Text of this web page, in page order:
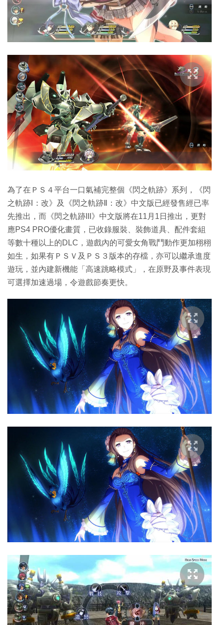
為了在ＰＳ４平台一口氣補完整個《閃之軌跡》系列，《閃
之軌跡Ⅰ：改》及《閃之軌跡Ⅱ：改》中文版已經發售經已率
先推出，而《閃之軌跡III》中文版將在11月1日推出，更對
應PS4 PRO優化畫質，已收錄服裝、裝飾道具、配件套組
等數十種以上的DLC，遊戲內的可愛女角戰鬥動作更加栩栩
如生，如果有ＰＳＶ及ＰＳ３版本的存檔，亦可以繼承進度
遊玩，並內建新機能「高速跳略模式」，在原野及事件表現
可選擇加速過場，令遊戲節奏更快。